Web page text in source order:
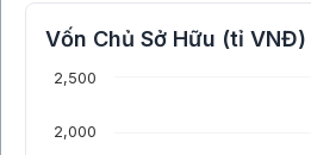
Vốn Chủ Sở Hữu (tỉ VNĐ)
2,000
2,500